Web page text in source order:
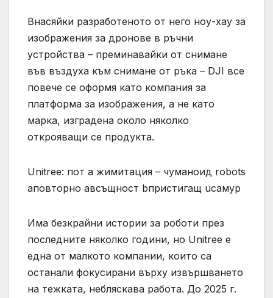
Внасяйки разработеното от него ноу-хау за
изображения за дронове в ръчни
устройства – преминавайки от снимане
във въздуха към снимане от ръка – DJI все
повече се оформя като компания за
платформа за изображения, а не като
марка, изградена около няколко
открояващи се продукта.
Unitree: пот а жимитация – чуманоид robots
аповторно авсъщност bпристигащ uсамур
Има безкрайни истории за роботи през
последните няколко години, но Unitree е
една от малкото компании, които са
останали фокусирани върху извършването
на тежката, небляскава работа. До 2025 г.